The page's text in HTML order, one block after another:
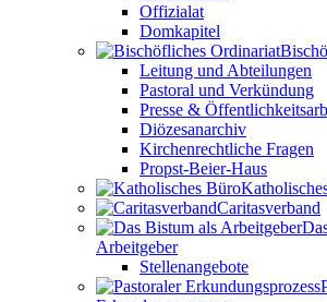
Offizialat
Domkapitel
Leitung und Abteilungen
Pastoral und Verkündung
Presse &
Diözesanarchiv
Kirchenrechtliche Fragen
Propst-Beier-Haus
Caritasverband
Arbeitgeber
Stellenangebote